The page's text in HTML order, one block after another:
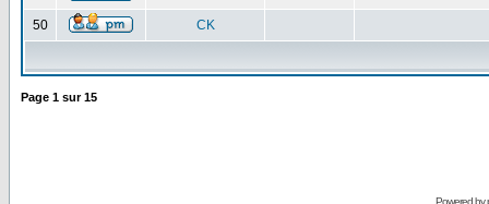
50 CK
Page 1 sur15
Powered by